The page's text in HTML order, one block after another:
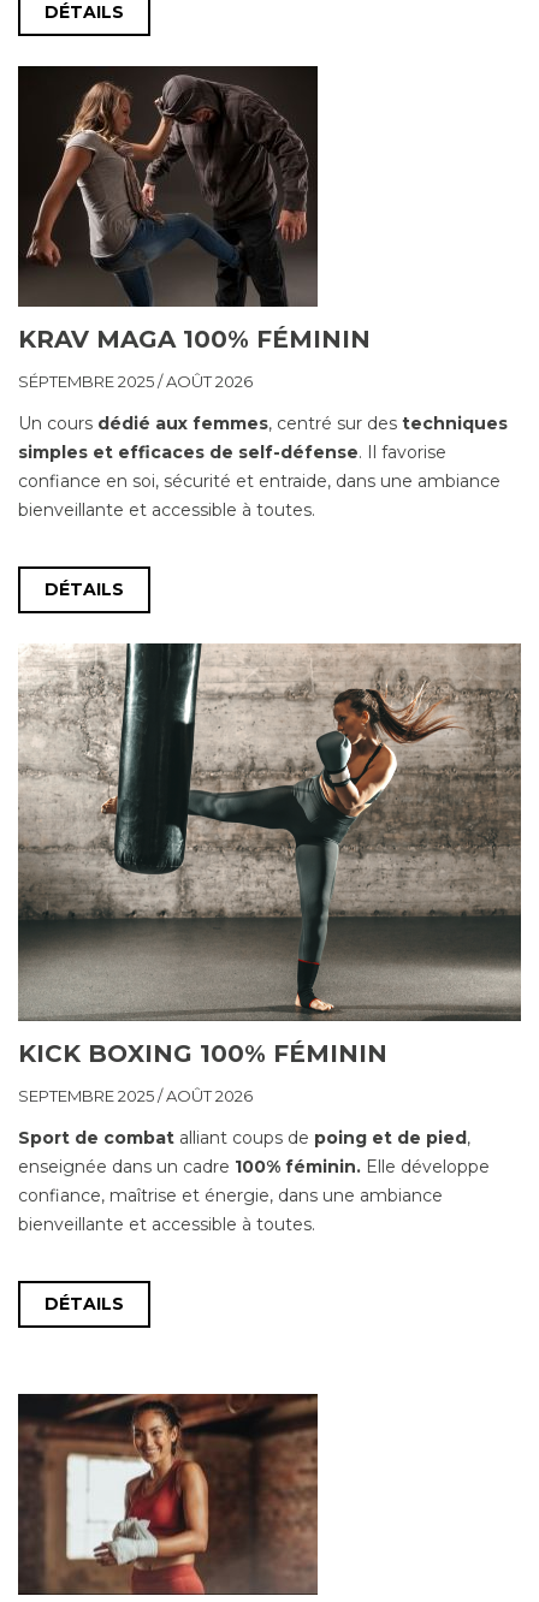
DÉTAILS
KRAV MAGA 100% FÉMININ
SÉPTEMBRE 2025 / AOÛT 2026
Un cours dédié aux femmes, centré sur des techniques
simples et efficaces de self-défense. Il favorise
confiance en soi, sécurité et entraide, dans une ambiance
bienveillante et accessible à toutes.
DÉTAILS
KICK BOXING 100% FÉMININ
SEPTEMBRE 2025 / AOÛT 2026
Sport de combat alliant coups de poing et de pied,
enseignée dans un cadre 100% féminin. Elle développe
confiance, maîtrise et énergie, dans une ambiance
bienveillante et accessible à toutes.
DÉTAILS